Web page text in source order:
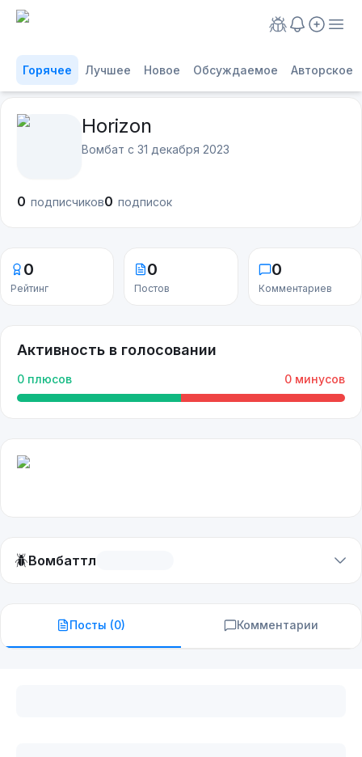
Горячее Лучшее Новое Обсуждаемое Авторское
Horizon
Вомбат с 31 декабря 2023
0 подписчиков0 подписок
0
Рейтинг
0
Постов
0
Комментариев
Активность в голосовании
0 плюсов 0 минусов
🪲Вомбаттл
Посты (0) Комментарии